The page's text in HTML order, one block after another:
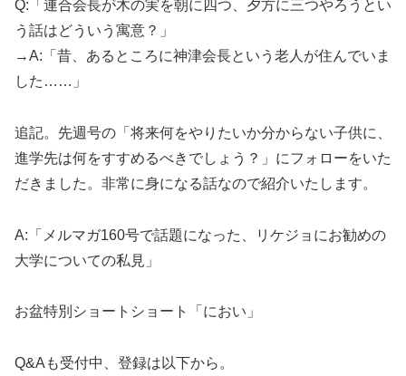
Q:「連合会長が木の実を朝に四つ、夕方に三つやろうとい
う話はどういう寓意？」
→A:「昔、あるところに神津会長という老人が住んでいま
した……」
追記。先週号の「将来何をやりたいか分からない子供に、
進学先は何をすすめるべきでしょう？」にフォローをいた
だきました。非常に身になる話なので紹介いたします。
A:「メルマガ160号で話題になった、リケジョにお勧めの
大学についての私見」
お盆特別ショートショート「におい」
Q&Aも受付中、登録は以下から。